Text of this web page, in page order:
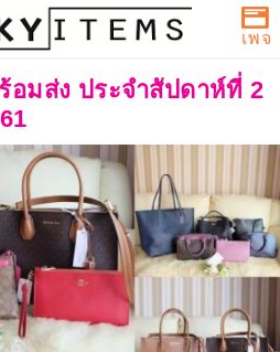
วกระเป๋า Coach,
Kate Spade และ
ำหรับผู้หญิง
เพจ
อมส่ง ประจำสัปดาห์ที่ 2